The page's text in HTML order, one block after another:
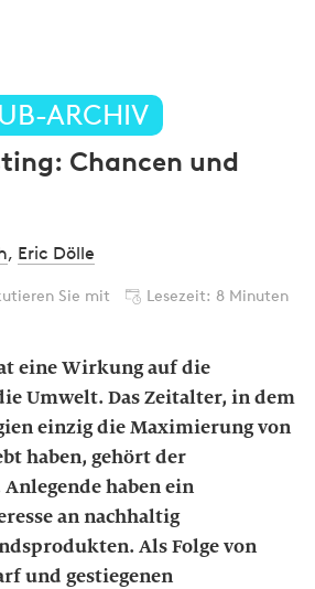
ARCHIV
Chancen und
, Eric Dölle
Sie mit Lesezeit: 8 Minuten
eine Wirkung auf die
Umwelt. Das Zeitalter, in dem
einzig die Maximierung von
haben, gehört der
haben ein
an nachhaltig
Als Folge von
und gestiegenen